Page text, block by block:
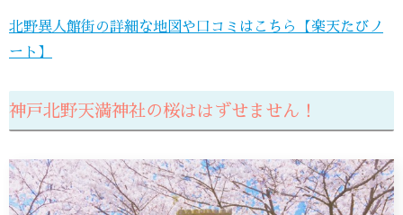
北野異人館街の詳細な地図や口コミはこちら【楽天たびノ
ート】
神戸北野天満神社の桜ははずせません！